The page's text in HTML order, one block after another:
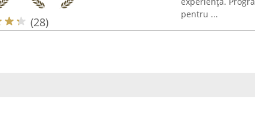
(28)
pentru ...